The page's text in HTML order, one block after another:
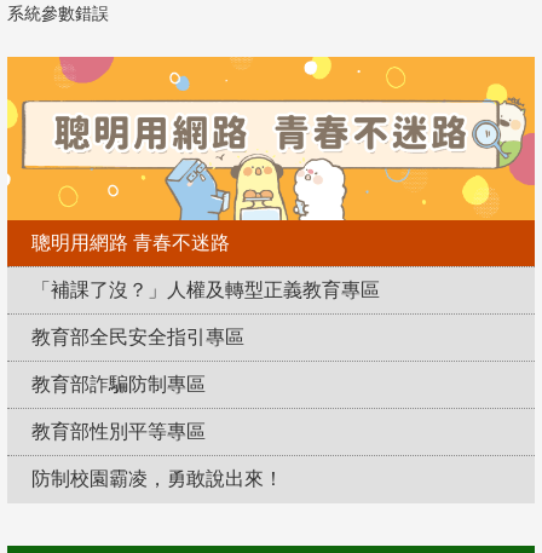
系統參數錯誤
聰明用網路 青春不迷路
「補課了沒？」人權及轉型正義教育專區
教育部全民安全指引專區
教育部詐騙防制專區
教育部性別平等專區
防制校園霸凌，勇敢說出來！